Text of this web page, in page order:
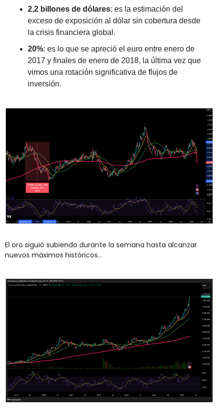
2,2 billones de dólares: es la estimación del
exceso de exposición al dólar sin cobertura desde
la crisis financiera global.
20%: es lo que se apreció el euro entre enero de
2017 y finales de enero de 2018, la última vez que
vimos una rotación significativa de flujos de
inversión.
El oro siguió subiendo durante la semana hasta alcanzar
nuevos máximos históricos…